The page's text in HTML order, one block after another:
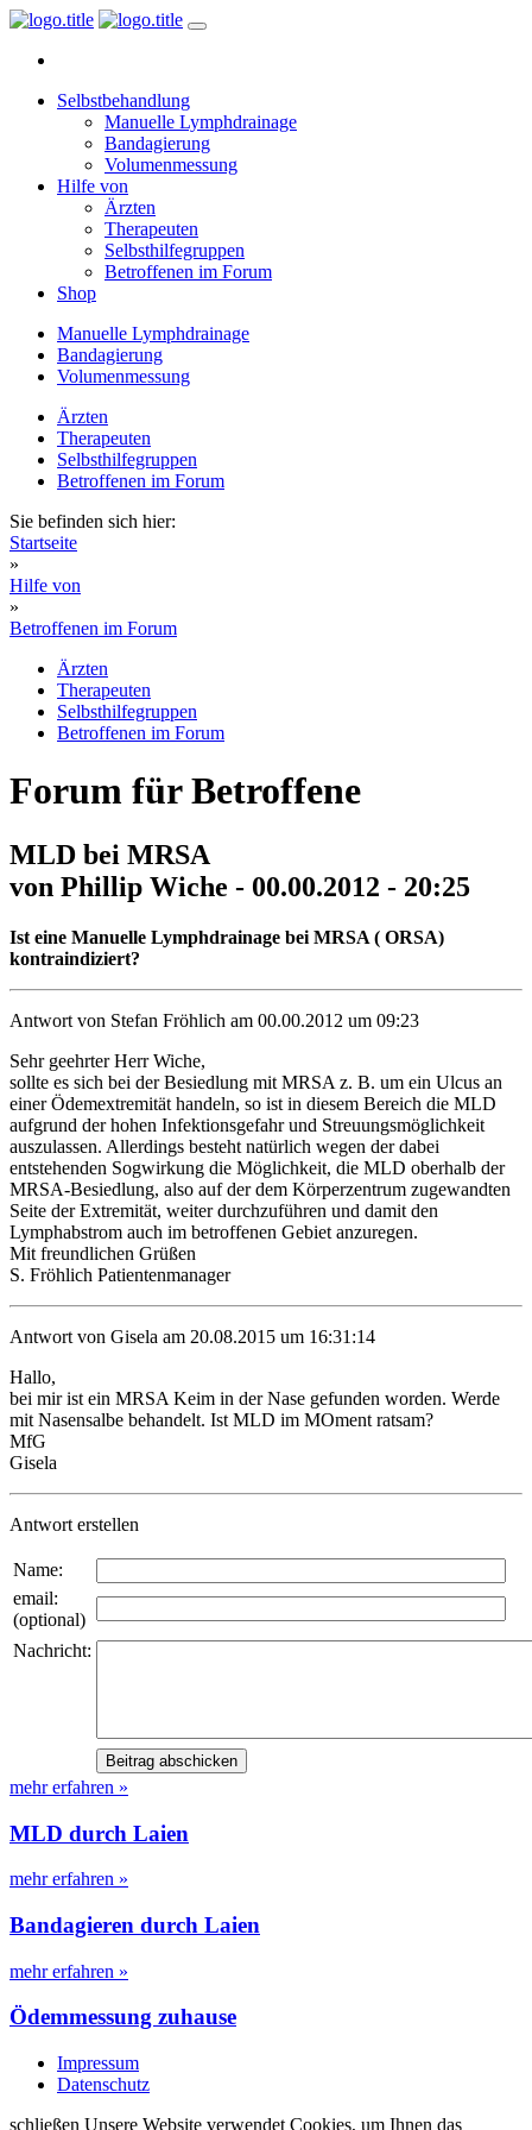
Selbstbehandlung
Manuelle Lymphdrainage
Bandagierung
Volumenmessung
Hilfe von
Ärzten
Therapeuten
Selbsthilfegruppen
Betroffenen im Forum
Shop
Manuelle Lymphdrainage
Bandagierung
Volumenmessung
Ärzten
Therapeuten
Selbsthilfegruppen
Betroffenen im Forum
Sie befinden sich hier:
Startseite
»
Hilfe von
»
Betroffenen im Forum
Ärzten
Therapeuten
Selbsthilfegruppen
Betroffenen im Forum
Forum für Betroffene
MLD bei MRSA
von Phillip Wiche - 00.00.2012 - 20:25
Ist eine Manuelle Lymphdrainage bei MRSA ( ORSA)
kontraindiziert?
Antwort von Stefan Fröhlich am 00.00.2012 um 09:23
Sehr geehrter Herr Wiche,
sollte es sich bei der Besiedlung mit MRSA z. B. um ein Ulcus an
einer Ödemextremität handeln, so ist in diesem Bereich die MLD
aufgrund der hohen Infektionsgefahr und Streuungsmöglichkeit
auszulassen. Allerdings besteht natürlich wegen der dabei
entstehenden Sogwirkung die Möglichkeit, die MLD oberhalb der
MRSA-Besiedlung, also auf der dem Körperzentrum zugewandten
Seite der Extremität, weiter durchzuführen und damit den
Lymphabstrom auch im betroffenen Gebiet anzuregen.
Mit freundlichen Grüßen
S. Fröhlich Patientenmanager
Antwort von Gisela am 20.08.2015 um 16:31:14
Hallo,
bei mir ist ein MRSA Keim in der Nase gefunden worden. Werde
mit Nasensalbe behandelt. Ist MLD im MOment ratsam?
MfG
Gisela
Antwort erstellen
Name:
email:
(optional)
Nachricht:
mehr erfahren »
MLD durch Laien
mehr erfahren »
Bandagieren durch Laien
mehr erfahren »
Ödemmessung zuhause
Impressum
Datenschutz
schließen Unsere Website verwendet Cookies, um Ihnen das